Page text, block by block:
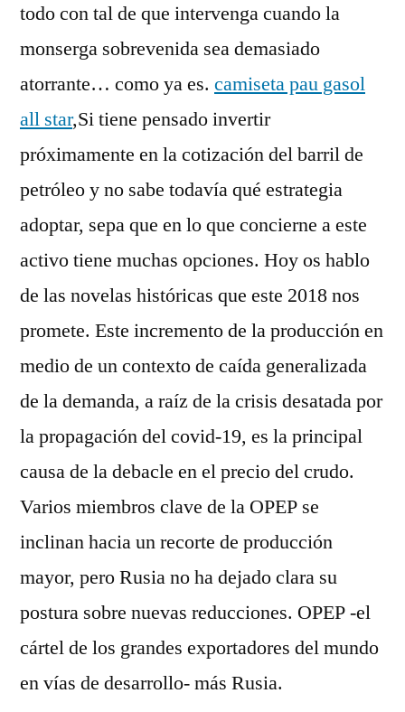
todo con tal de que intervenga cuando la
monserga sobrevenida sea demasiado
atorrante… como ya es. camiseta pau gasol
all star,Si tiene pensado invertir
próximamente en la cotización del barril de
petróleo y no sabe todavía qué estrategia
adoptar, sepa que en lo que concierne a este
activo tiene muchas opciones. Hoy os hablo
de las novelas históricas que este 2018 nos
promete. Este incremento de la producción en
medio de un contexto de caída generalizada
de la demanda, a raíz de la crisis desatada por
la propagación del covid-19, es la principal
causa de la debacle en el precio del crudo.
Varios miembros clave de la OPEP se
inclinan hacia un recorte de producción
mayor, pero Rusia no ha dejado clara su
postura sobre nuevas reducciones. OPEP -el
cártel de los grandes exportadores del mundo
en vías de desarrollo- más Rusia.